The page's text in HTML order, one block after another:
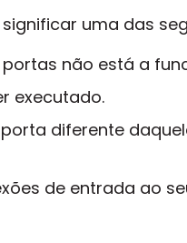
uma das
não está a
executado.
diferente
de entrada ao